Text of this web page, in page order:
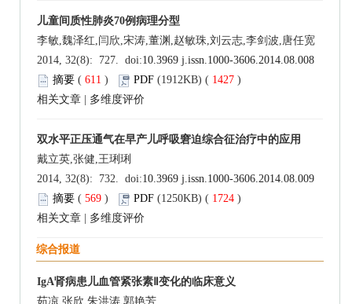
儿童间质性肺炎70例病理分型
李敏,魏泽红,闫欣,宋涛,董渊,赵敏珠,刘云志,李剑波,唐任宽
2014, 32(8): 727. doi:10.3969 j.issn.1000-3606.2014.08.008
摘要 ( 611 ) PDF (1912KB) ( 1427 )
相关文章
多维度评价
双水平正压通气在早产儿呼吸窘迫综合征治疗中的应用
戴立英,张健,王琍琍
2014, 32(8): 732. doi:10.3969 j.issn.1000-3606.2014.08.009
摘要 ( 569 ) PDF (1250KB) ( 1724 )
相关文章
多维度评价
综合报道
IgA肾病患儿血管紧张素Ⅱ变化的临床意义
茹凉,张欣,朱洪涛,郭艳芳